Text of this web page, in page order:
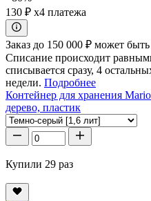
130 ₽ x4 платежа
Заказ до 150 000 ₽ может
Списание происходит
списывается сразу, 4
недели. Подробнее
Контейнер для хранения
дерево, пластик
Купили 29 раз